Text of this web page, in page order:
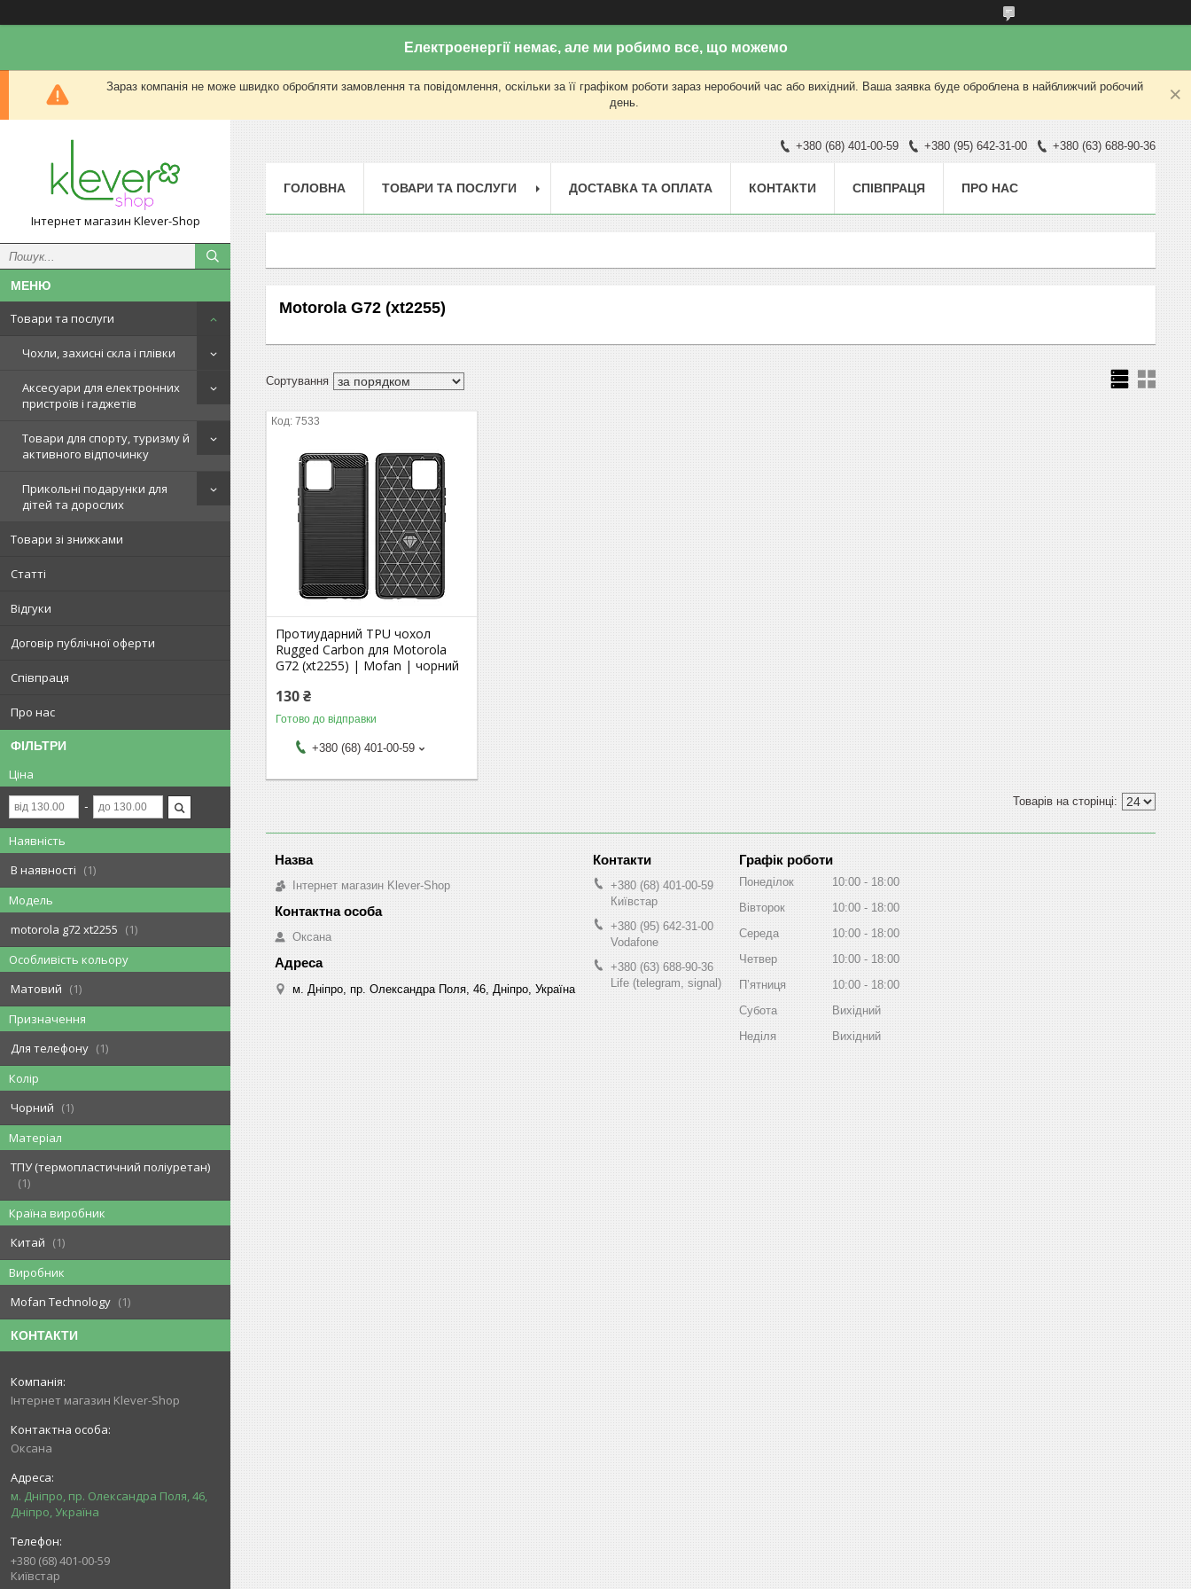
Електроенергії немає, але ми робимо все, що можемо
Зараз компанія не може швидко обробляти замовлення та повідомлення, оскільки за її графіком роботи зараз неробочий час або вихідний. Ваша заявка буде оброблена в найближчий робочий
день.
Інтернет магазин Klever-Shop
Товари та послуги
Чохли, захисні скла і плівки
Аксесуари для електронних
пристроїв і гаджетів
Товари для спорту, туризму й
активного відпочинку
Прикольні подарунки для
дітей та дорослих
Товари зі знижками
Статті
Відгуки
Договір публічної оферти
Співпраця
Про нас
ФІЛЬТРИ
Ціна
Наявність
В наявності
1
Модель
motorola g72 xt2255
1
Особливість кольору
Матовий
1
Призначення
Для телефону
1
Колір
Чорний
1
Матеріал
ТПУ (термопластичний поліуретан)
1
Країна виробник
Китай
1
Виробник
Mofan Technology
1
КОНТАКТИ
Інтернет магазин Klever-Shop
Оксана
м. Дніпро, пр. Олександра Поля, 46,
Дніпро, Україна
+380 (68) 401-00-59
Київстар
+380 (68) 401-00-59 +380 (95) 642-31-00 +380 (63) 688-90-36
ГОЛОВНА ТОВАРИ ТА ПОСЛУГИ ДОСТАВКА ТА ОПЛАТА КОНТАКТИ СПІВПРАЦЯ ПРО НАС
Motorola G72 (xt2255)
7533
Протиударний TPU чохол
Rugged Carbon для Motorola
G72 (xt2255) | Mofan | чорний
130 ₴
Готово до відправки
+380 (68) 401-00-59
Інтернет магазин Klever-Shop
Оксана
м. Дніпро, пр. Олександра Поля, 46, Дніпро, Україна
+380 (68) 401-00-59
Київстар
+380 (95) 642-31-00
Vodafone
+380 (63) 688-90-36
Life (telegram, signal)
Графік роботи
Понеділок 10:00
18:00
Вівторок
10:00
18:00
Середа
10:00
18:00
Четвер
10:00
18:00
Пʼятниця
10:00
18:00
Субота
Вихідний
Неділя
Вихідний